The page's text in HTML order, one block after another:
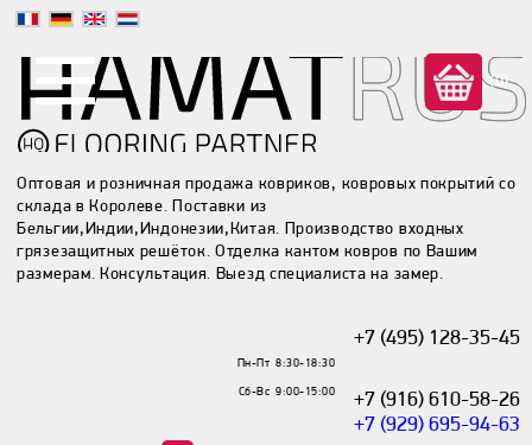
Оптовая и розничная продажа ковриков, ковровых покрытий со
склада в Королеве. Поставки из
Бельгии,Индии,Индонезии,Китая. Производство входных
грязезащитных решёток. Отделка кантом ковров по Вашим
размерам. Консультация. Выезд специалиста на замер.
(0)
+7 (495) 128-35-45
+7 (916) 610-58-26
+7 (929) 695-94-63
Пн-Пт 8:30-18:30
Сб-Вс 9:00-15:00